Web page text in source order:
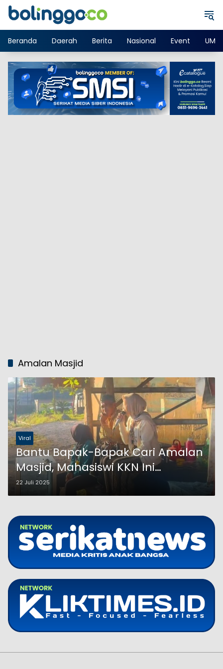
Langsung
Beranda
Daerah Berita Nasional Event
Amalan Masjid
Viral
Bantu Bapak-Bapak Cari Amalan
Masjid, Mahasiswi KKN Ini
Logatnya Bikin Salfok
22 Juli 2025